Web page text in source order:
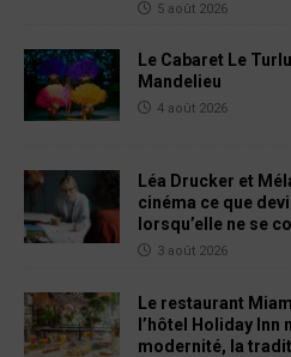
5 août 2026
Le Cabaret Le
Mandelieu
4 août 2026
Léa Drucker et
cinéma ce que
lorsqu’elle ne se
3 août 2026
Le restaurant
l’hôtel Holiday Inn
modernité, la